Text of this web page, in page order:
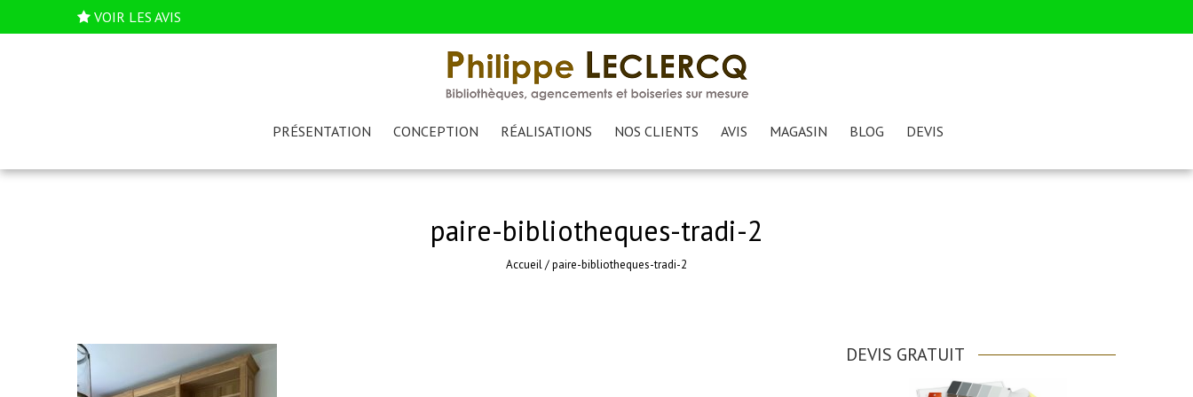
VOIR LES AVIS
PRÉSENTATION CONCEPTION RÉALISATIONS NOS CLIENTS AVIS MAGASIN BLOG DEVIS
paire-bibliotheques-tradi-2
Accueil/paire-bibliotheques-tradi-2
DEVIS GRATUIT